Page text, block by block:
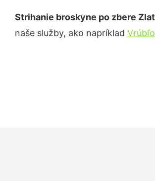
Strihanie broskyne po zbere
naše služby, ako napríklad